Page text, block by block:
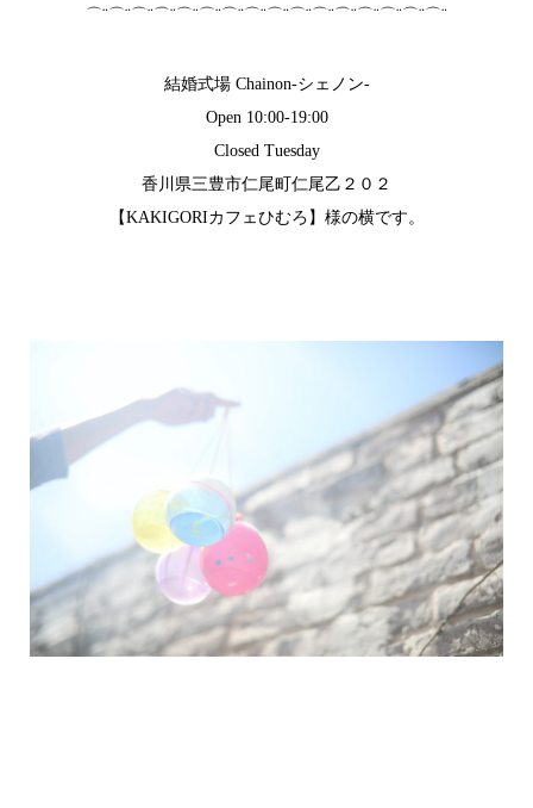
⌒¨⌒¨⌒¨⌒¨⌒¨⌒¨⌒¨⌒¨⌒¨⌒¨⌒¨⌒¨⌒¨⌒¨⌒¨⌒¨
結婚式場 Chainon-シェノン-
Open 10:00-19:00
Closed Tuesday
香川県三豊市仁尾町仁尾乙２０２
【KAKIGORIカフェひむろ】様の横です。